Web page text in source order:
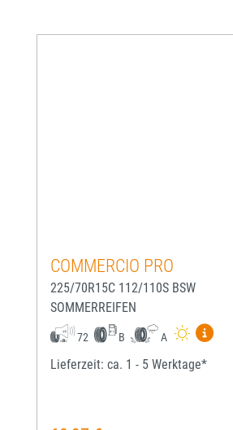
COMMERCIO PRO
225/70R15C 112/110S BSW
SOMMERREIFEN
72 B A
Lieferzeit: ca. 1 - 5 Werktage*